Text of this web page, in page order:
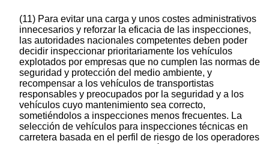
(11) Para evitar una carga y unos costes administrativos
innecesarios y reforzar la eficacia de las inspecciones,
las autoridades nacionales competentes deben poder
decidir inspeccionar prioritariamente los vehículos
explotados por empresas que no cumplen las normas de
seguridad y protección del medio ambiente, y
recompensar a los vehículos de transportistas
responsables y preocupados por la seguridad y a los
vehículos cuyo mantenimiento sea correcto,
sometiéndolos a inspecciones menos frecuentes. La
selección de vehículos para inspecciones técnicas en
carretera basada en el perfil de riesgo de los operadores